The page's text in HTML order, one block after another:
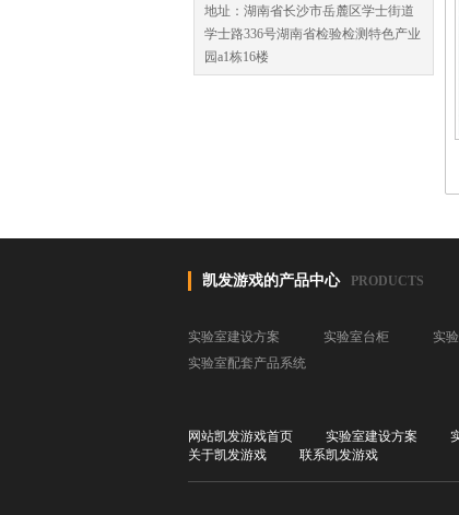
地址：湖南省长沙市岳麓区学士街道
学士路336号湖南省检验检测特色产业
园a1栋16楼
凯发游戏的产品中心 PRODUCTS
实验室建设方案 实验室台柜 实
实验室配套产品系统
网站凯发游戏首页 实验室建设方案
关于凯发游戏
联系凯发游戏